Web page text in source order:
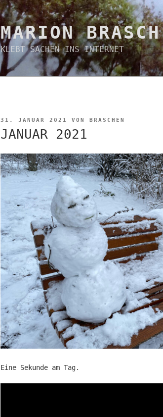
MARION BRASCH
KLEBT SACHEN INS INTERNET
VERÖFFENTLICHT
31. JANUAR 2021 VONBRASCHEN
JANUAR 2021
Eine Sekunde am Tag.